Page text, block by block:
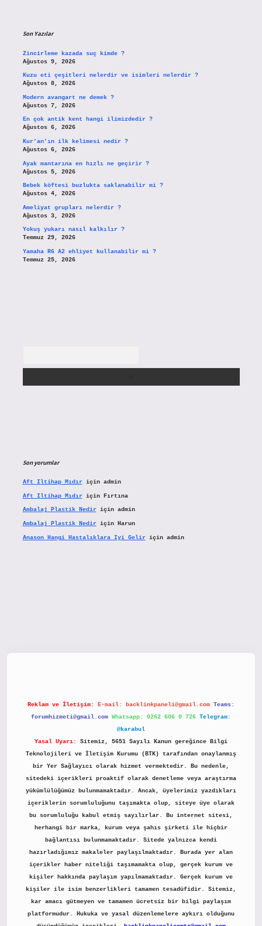
Son Yazılar
Zincirleme kazada suç kimde ?
Ağustos 9, 2026
Kuzu eti çeşitleri nelerdir ve isimleri nelerdir ?
Ağustos 8, 2026
Modern avangart ne demek ?
Ağustos 7, 2026
En çok antik kent hangi ilimizdedir ?
Ağustos 6, 2026
Kur’an’ın ilk kelimesi nedir ?
Ağustos 6, 2026
Ayak mantarına en hızlı ne geçirir ?
Ağustos 5, 2026
Bebek köftesi buzlukta saklanabilir mi ?
Ağustos 4, 2026
Ameliyat grupları nelerdir ?
Ağustos 3, 2026
Yokuş yukarı nasıl kalkılır ?
Temmuz 29, 2026
Yamaha R6 A2 ehliyet kullanabilir mi ?
Temmuz 25, 2026
Son yorumlar
Aft Iltihap Mıdıriçin admin
Aft Iltihap Mıdıriçin Fırtına
Ambalaj Plastik Nediriçin admin
Ambalaj Plastik Nediriçin Harun
Anason Hangi Hastalıklara Iyi Geliriçin admin
Reklam ve İletişim: E-mail: backlinkpaneli@gmail.com Teams:
forumhizmeti@gmail.com Whatsapp: 0262 606 0 726 Telegram:
@karabul
Yasal Uyarı:
Sitemiz, 5651 Sayılı Kanun gereğince Bilgi
Teknolojileri ve İletişim Kurumu (BTK) tarafından onaylanmış
bir Yer Sağlayıcı olarak hizmet vermektedir. Bu nedenle,
sitedeki içerikleri proaktif olarak denetleme veya araştırma
yükümlülüğümüz bulunmamaktadır. Ancak, üyelerimiz yazdıkları
içeriklerin sorumluluğunu taşımakta olup, siteye üye olarak
bu sorumluluğu kabul etmiş sayılırlar. Bu internet sitesi,
herhangi bir marka, kurum veya şahıs şirketi ile hiçbir
bağlantısı bulunmamaktadır. Sitede yalnızca kendi
hazırladığımız makaleler paylaşılmaktadır. Burada yer alan
içerikler haber niteliği taşımamakta olup, gerçek kurum ve
kişiler hakkında paylaşım yapılmamaktadır. Gerçek kurum ve
kişiler ile isim benzerlikleri tamamen tesadüfidir. Sitemiz,
kar amacı gütmeyen ve tamamen ücretsiz bir bilgi paylaşım
platformudur. Hukuka ve yasal düzenlemelere aykırı olduğunu